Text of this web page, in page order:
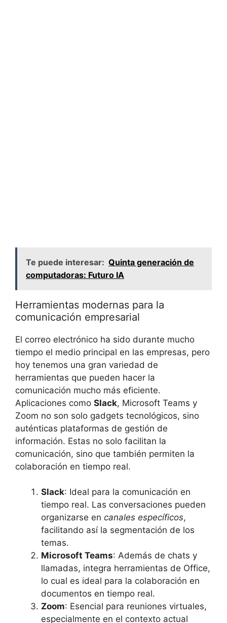
Te puede interesar: Quinta generación de
computadoras: Futuro IA
Herramientas modernas para la
comunicación empresarial
El correo electrónico ha sido durante mucho
tiempo el medio principal en las empresas, pero
hoy tenemos una gran variedad de
herramientas que pueden hacer la
comunicación mucho más eficiente.
Aplicaciones como Slack, Microsoft Teams y
Zoom no son solo gadgets tecnológicos, sino
auténticas plataformas de gestión de
información. Estas no solo facilitan la
comunicación, sino que también permiten la
colaboración en tiempo real.
Slack: Ideal para la comunicación en
tiempo real. Las conversaciones pueden
organizarse en canales específicos,
facilitando así la segmentación de los
temas.
Microsoft Teams: Además de chats y
llamadas, integra herramientas de Office,
lo cual es ideal para la colaboración en
documentos en tiempo real.
Zoom: Esencial para reuniones virtuales,
especialmente en el contexto actual